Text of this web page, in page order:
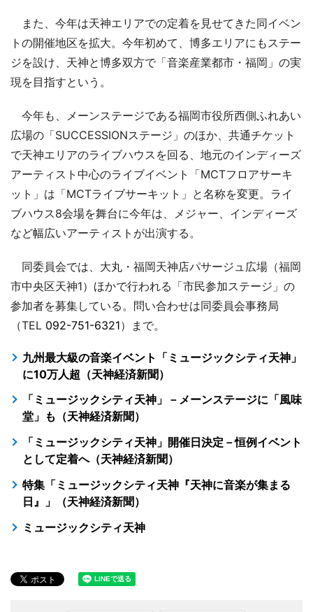
また、今年は天神エリアでの定着を見せてきた同イベン
トの開催地区を拡大。今年初めて、博多エリアにもステー
ジを設け、天神と博多双方で「音楽産業都市・福岡」の実
現を目指すという。
今年も、メーンステージである福岡市役所西側ふれあい
広場の「SUCCESSIONステージ」のほか、共通チケット
で天神エリアのライブハウスを回る、地元のインディーズ
アーティスト中心のライブイベント「MCTフロアサーキ
ット」は「MCTライブサーキット」と名称を変更。ライ
ブハウス8会場を舞台に今年は、メジャー、インディーズ
など幅広いアーティストが出演する。
同委員会では、大丸・福岡天神店パサージュ広場（福岡
市中央区天神1）ほかで行われる「市民参加ステージ」の
参加者を募集している。問い合わせは同委員会事務局
（TEL 092-751-6321）まで。
九州最大級の音楽イベント「ミュージックシティ天神」
に10万人超（天神経済新聞）
「ミュージックシティ天神」－メーンステージに「風味
堂」も（天神経済新聞）
「ミュージックシティ天神」開催日決定－恒例イベント
として定着へ（天神経済新聞）
特集「ミュージックシティ天神『天神に音楽が集まる
日』」（天神経済新聞）
ミュージックシティ天神